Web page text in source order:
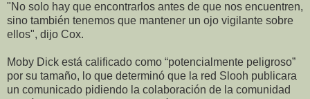
"No solo hay que encontrarlos antes de que nos encuentren,
sino también tenemos que mantener un ojo vigilante sobre
ellos", dijo Cox.
Moby Dick está calificado como “potencialmente peligroso”
por su tamaño, lo que determinó que la red Slooh publicara
un comunicado pidiendo la colaboración de la comunidad